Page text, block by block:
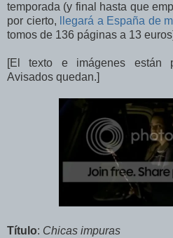
temporada (y final hasta que
por cierto,
llegará a España de
tomos de 136 páginas a 13
[El texto e imágenes están
Avisados quedan.]
Título: Chicas impuras